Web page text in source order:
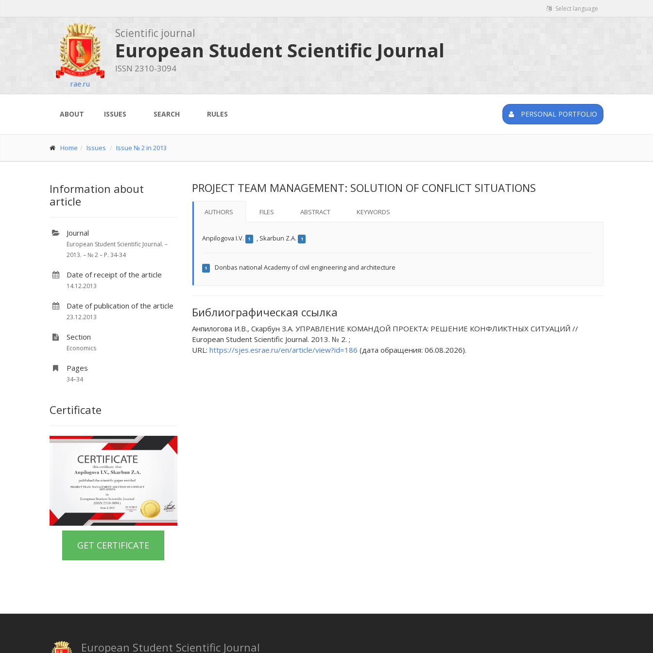
Select language
rae.ru
Scientific journal
European Student Scientific Journal
ISSN 2310-3094
ABOUT ISSUES SEARCH RULES PERSONAL PORTFOLIO
Home Issues Issue № 2 in 2013
Information about
article
Journal
European Student Scientific Journal. –
2013. – № 2 – P. 34-34
Date of receipt of the article
14.12.2013
Date of publication of the article
23.12.2013
Section
Economics
Pages
34–34
Certificate
GET CERTIFICATE
PROJECT TEAM MANAGEMENT: SOLUTION OF CONFLICT SITUATIONS
AUTHORS FILES ABSTRACT KEYWORDS
Anpilogova I.V. 1 , Skarbun Z.A. 1
1 Donbas national Academy of civil engineering and architecture
Библиографическая ссылка
Анпилогова И.В., Скарбун З.А. УПРАВЛЕНИЕ КОМАНДОЙ ПРОЕКТА: РЕШЕНИЕ КОНФЛИКТНЫХ СИТУАЦИЙ //
European Student Scientific Journal. 2013. № 2. ;
URL: https://sjes.esrae.ru/en/article/view?id=186 (дата обращения: 06.08.2026).
European Student Scientific Journal